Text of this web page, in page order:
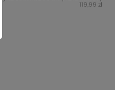
119,99 zł